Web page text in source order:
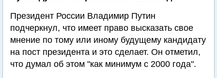
Президент России Владимир Путин
подчеркнул, что имеет право высказать свое
мнение по тому или иному будущему кандидату
на пост президента и это сделает. Он отметил,
что думал об этом "как минимум с 2000 года".